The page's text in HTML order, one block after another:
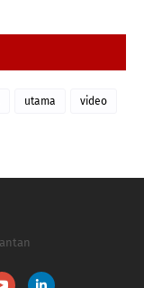
utama video